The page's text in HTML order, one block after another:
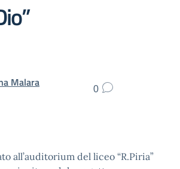
Malara 0
all’auditorium del liceo “R.Piria”